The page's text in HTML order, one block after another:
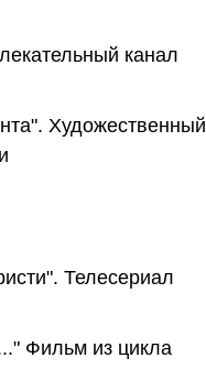
канал
Художественный
Телесериал
Фильм из цикла